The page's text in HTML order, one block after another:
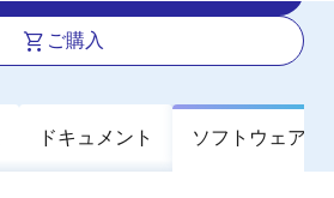
ご購入
ドキュメント ソフトウェア／